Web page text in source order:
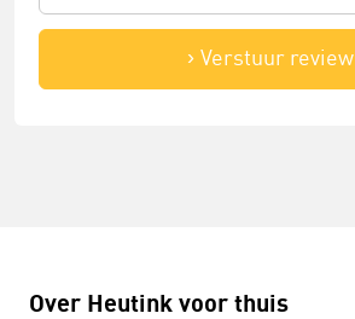
Verstuur review
Over Heutink voor thuis